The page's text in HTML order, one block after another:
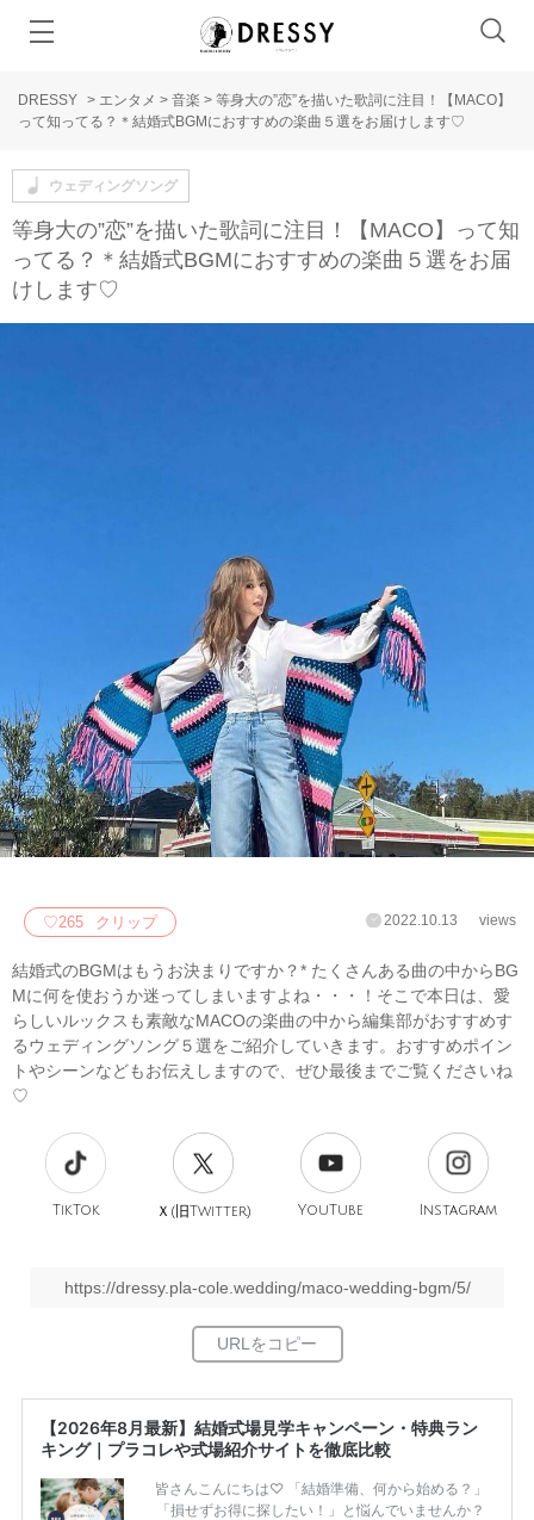
DRESSY > エンタメ > 音楽 > 等身大の”恋”を描いた歌詞に注目！【MACO】
って知ってる？＊結婚式BGMにおすすめの楽曲５選をお届けします♡
ウェディングソング
等身大の”恋”を描いた歌詞に注目！【MACO】って知
ってる？＊結婚式BGMにおすすめの楽曲５選をお届
けします♡
♡265 クリップ 2022.10.13 views
結婚式のBGMはもうお決まりですか？* たくさんある曲の中からBG
Mに何を使おうか迷ってしまいますよね・・・！そこで本日は、愛
らしいルックスも素敵なMACOの楽曲の中から編集部がおすすめす
るウェディングソング５選をご紹介していきます。おすすめポイン
トやシーンなどもお伝えしますので、ぜひ最後までご覧くださいね
♡
TikTok Ｘ(旧Twitter) YouTube Instagram
https://dressy.pla-cole.wedding/maco-wedding-bgm/5/
【2026年8月最新】結婚式場見学キャンペーン・特典ラン
キング｜プラコレや式場紹介サイトを徹底比較
皆さんこんにちは♡ 「結婚準備、何から始める？」
「損せずお得に探したい！」と悩んでいませんか？